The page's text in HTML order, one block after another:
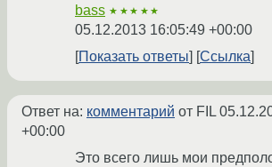
bass ★★★★★
05.12.2013 16:05:49 +00:00
Показать ответы
Ссылка
Ответ на: комментарий от FIL
+00:00
Это всего лишь мои